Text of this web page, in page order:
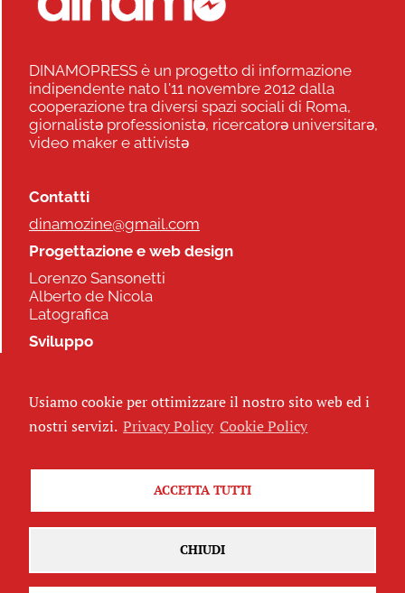
DINAMOPRESS è un progetto di informazione
indipendente nato l'11 novembre 2012 dalla
cooperazione tra diversi spazi sociali di Roma,
giornalistə professionistə, ricercatorə universitarə,
video maker e attivistə
Contatti
dinamozine@gmail.com
Progettazione e web design
Lorenzo Sansonetti
Alberto de Nicola
Latografica
Sviluppo
Seguici
Usiamo cookie per ottimizzare il nostro sito web ed i
nostri servizi. Privacy Policy Cookie Policy
ACCETTA TUTTI
CHIUDI